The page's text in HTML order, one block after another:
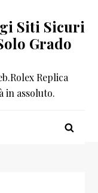
Siti Sicuri
Grado
Replica
in assoluto.